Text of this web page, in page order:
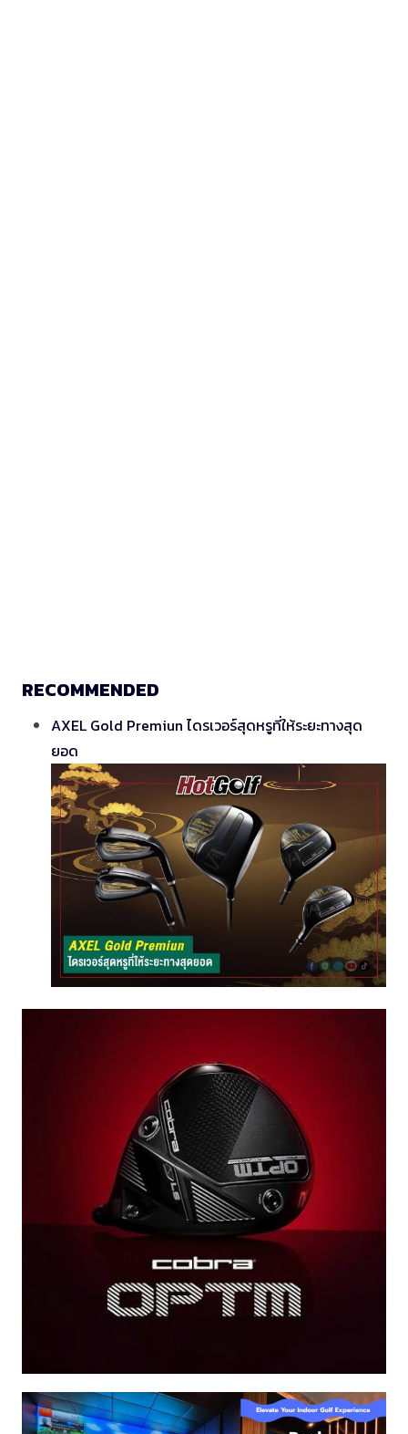
RECOMMENDED
AXEL Gold Premiun ไดรเวอร์สุดหรูที่ให้ระยะทางสุด
ยอด